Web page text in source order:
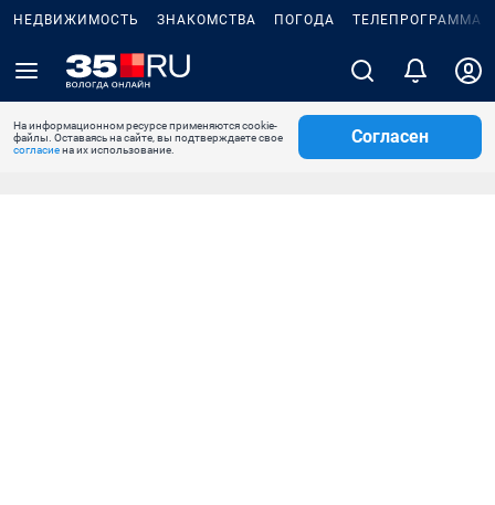
НЕДВИЖИМОСТЬ ЗНАКОМСТВА ПОГОДА ТЕЛЕПРОГРАММА
На информационном ресурсе применяются cookie-
файлы. Оставаясь на сайте, вы подтверждаете свое
согласиена их использование.
Согласен